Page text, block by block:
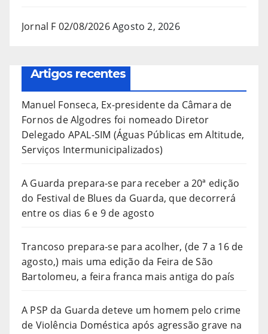
Jornal F 02/08/2026Agosto 2, 2026
Artigos recentes
Manuel Fonseca, Ex-presidente da Câmara de
Fornos de Algodres foi nomeado Diretor
Delegado APAL-SIM (Águas Públicas em Altitude,
Serviços Intermunicipalizados)
A Guarda prepara-se para receber a 20ª edição
do Festival de Blues da Guarda, que decorrerá
entre os dias 6 e 9 de agosto
Trancoso prepara-se para acolher, (de 7 a 16 de
agosto,) mais uma edição da Feira de São
Bartolomeu, a feira franca mais antiga do país
A PSP da Guarda deteve um homem pelo crime
de Violência Doméstica após agressão grave na